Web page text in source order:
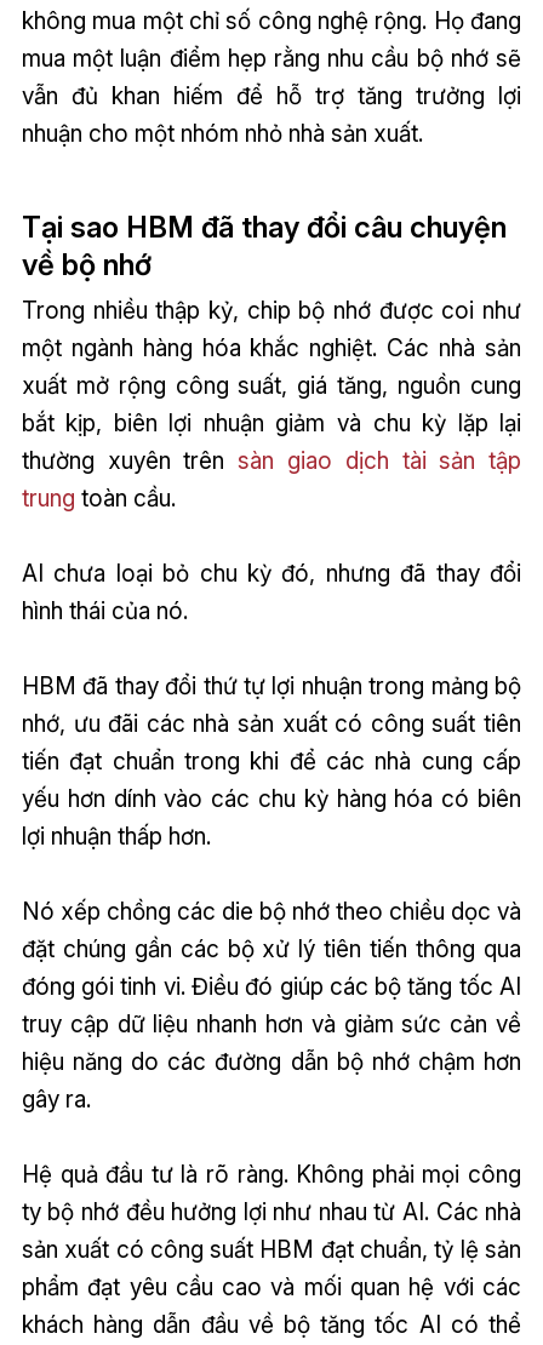
không mua một chỉ số công nghệ rộng. Họ đang
mua một luận điểm hẹp rằng nhu cầu bộ nhớ sẽ
vẫn đủ khan hiếm để hỗ trợ tăng trưởng lợi
nhuận cho một nhóm nhỏ nhà sản xuất.
Tại sao HBM đã thay đổi câu chuyện
về bộ nhớ
Trong nhiều thập kỷ, chip bộ nhớ được coi như
một ngành hàng hóa khắc nghiệt. Các nhà sản
xuất mở rộng công suất, giá tăng, nguồn cung
bắt kịp, biên lợi nhuận giảm và chu kỳ lặp lại
thường xuyên trênsàn giao dịch tài sản tập
trung toàn cầu.
AI chưa loại bỏ chu kỳ đó, nhưng đã thay đổi
hình thái của nó.
HBM đã thay đổi thứ tự lợi nhuận trong mảng bộ
nhớ, ưu đãi các nhà sản xuất có công suất tiên
tiến đạt chuẩn trong khi để các nhà cung cấp
yếu hơn dính vào các chu kỳ hàng hóa có biên
lợi nhuận thấp hơn.
Nó xếp chồng các die bộ nhớ theo chiều dọc và
đặt chúng gần các bộ xử lý tiên tiến thông qua
đóng gói tinh vi. Điều đó giúp các bộ tăng tốc AI
truy cập dữ liệu nhanh hơn và giảm sức cản về
hiệu năng do các đường dẫn bộ nhớ chậm hơn
gây ra.
Hệ quả đầu tư là rõ ràng. Không phải mọi công
ty bộ nhớ đều hưởng lợi như nhau từ AI. Các nhà
sản xuất có công suất HBM đạt chuẩn, tỷ lệ sản
phẩm đạt yêu cầu cao và mối quan hệ với các
khách hàng dẫn đầu về bộ tăng tốc AI có thể